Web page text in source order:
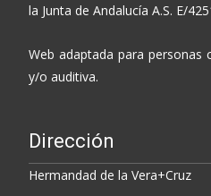
la Junta de Andalucía A.S. E/
Web adaptada para personas
y/o auditiva.
Dirección
Hermandad de la Vera+Cruz